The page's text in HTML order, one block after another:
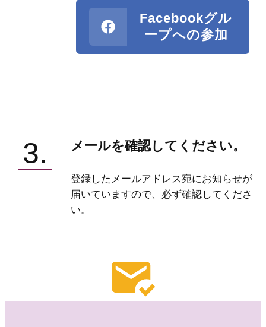
Facebookグル
ープへの参加
3. メールを確認してください。
登録したメールアドレス宛にお知らせが
届いていますので、必ず確認してくださ
い。